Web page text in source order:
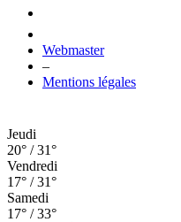
Webmaster
–
Mentions légales
Jeudi
20° / 31°
Vendredi
17° / 31°
Samedi
17° / 33°